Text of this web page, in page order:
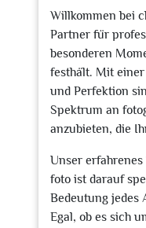
Willkommen bei
Partner für
besonderen
festhält. Mit
und Perfektion
Spektrum an
anzubieten, die
Unser erfahrenes
foto ist darauf
Bedeutung jedes
Egal, ob es sich